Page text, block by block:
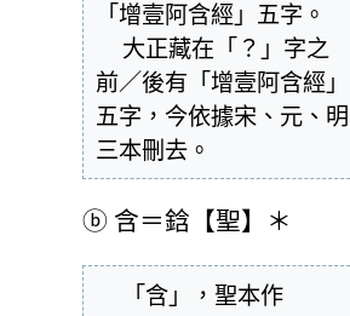
「增壹阿含經」五字。
前／後有「增壹阿含經」
五字，今依據宋、元、明
三本刪去。
ⓑ 含＝鋡【聖】＊